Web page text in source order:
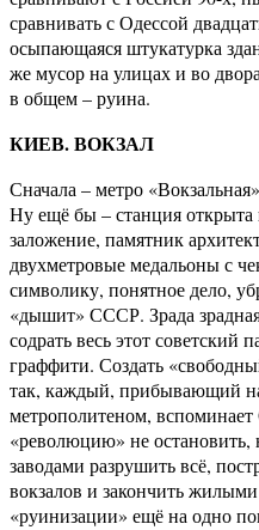
сравнивать с Одессой
осыпающаяся штукатурка
же мусор на улицах и во
в общем – руина.
КИЕВ. ВОКЗАЛ
Сначала – метро
Ну ещё бы – станция открыта
заложение, памятник
двухметровые медальоны с
символику, понятное дело,
«дышит» СССР. Зрада
содрать весь этот советский
граффити. Создать
так, каждый, прибывающий
метрополитеном,
«революцию» не остановить,
заводами разрушить всё,
вокзалов и закончить
«руинизации» ещё на одно